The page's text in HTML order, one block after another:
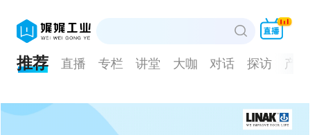
推荐 直播 专栏 讲堂 大咖 对话 探访 产品